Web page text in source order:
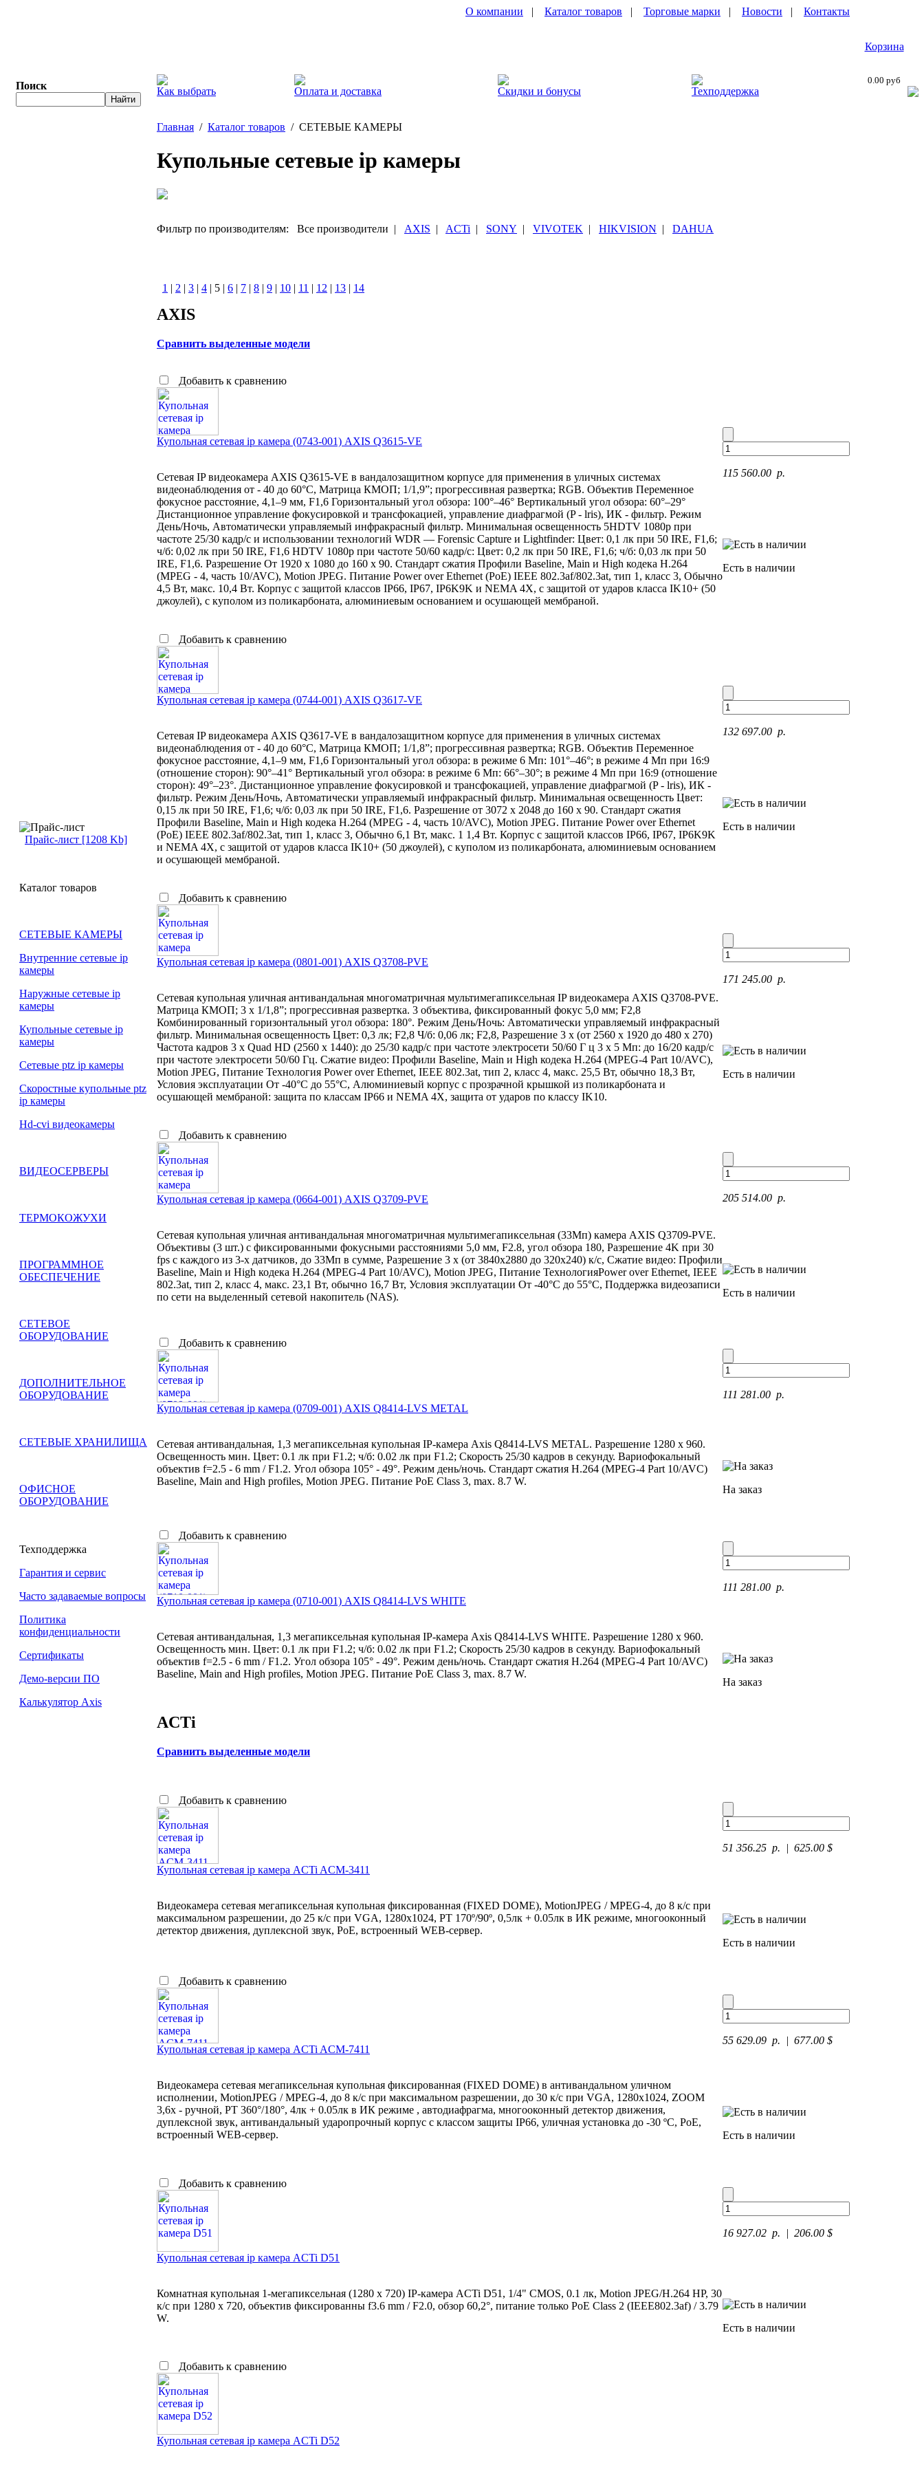
Поиск
О компании | Каталог товаров | Торговые марки | Новости | Контакты
Как выбрать Оплата и доставка Скидки и бонусы Техподдержка
Корзина
0.00 руб
Прайс-лист [1208 Kb]
Каталог товаров
СЕТЕВЫЕ КАМЕРЫ
Внутренние сетевые ip
камеры
Наружные сетевые ip
камеры
Купольные сетевые ip
камеры
Сетевые ptz ip камеры
Скоростные купольные ptz
ip камеры
Hd-cvi видеокамеры
ВИДЕОСЕРВЕРЫ
ТЕРМОКОЖУХИ
ПРОГРАММНОЕ
ОБЕСПЕЧЕНИЕ
СЕТЕВОЕ
ОБОРУДОВАНИЕ
ДОПОЛНИТЕЛЬНОЕ
ОБОРУДОВАНИЕ
СЕТЕВЫЕ ХРАНИЛИЩА
ОФИСНОЕ
ОБОРУДОВАНИЕ
Техподдержка
Гарантия и сервис
Часто задаваемые вопросы
Политика
конфиденциальности
Сертификаты
Демо-версии ПО
Калькулятор Axis
Главная / Каталог товаров / СЕТЕВЫЕ КАМЕРЫ
Купольные сетевые ip камеры
Фильтр по производителям: Все производители | AXIS | ACTi | SONY | VIVOTEK | HIKVISION | DAHUA
1 | 2 | 3 | 4 | 5 | 6 | 7 | 8 | 9 | 10 | 11 | 12 | 13 | 14
AXIS
Сравнить выделенные модели
Добавить к сравнению
Купольная сетевая ip камера (0743-001) AXIS Q3615-VE
Сетевая IP видеокамера AXIS Q3615-VE в вандалозащитном корпусе для применения в уличных системах
видеонаблюдения от - 40 до 60°C, Матрица КМОП; 1/1,9”; прогрессивная развертка; RGB. Объектив Переменное
фокусное расстояние, 4,1–9 мм, F1,6 Горизонтальный угол обзора: 100°–46° Вертикальный угол обзора: 60°–29°
Дистанционное управление фокусировкой и трансфокацией, управление диафрагмой (P - lris), ИК - фильтр. Режим
День/Ночь, Автоматически управляемый инфракрасный фильтр. Минимальная освещенность 5HDTV 1080p при
частоте 25/30 кадр/с и использовании технологий WDR — Forensic Capture и Lightfinder: Цвет: 0,1 лк при 50 IRE, F1,6;
ч/б: 0,02 лк при 50 IRE, F1,6 HDTV 1080p при частоте 50/60 кадр/с: Цвет: 0,2 лк при 50 IRE, F1,6; ч/б: 0,03 лк при 50
IRE, F1,6. Разрешение От 1920 x 1080 до 160 x 90. Стандарт сжатия Профили Baseline, Main и High кодека H.264
(MPEG - 4, часть 10/AVC), Motion JPEG. Питание Power over Ethernet (PoE) IEEE 802.3af/802.3at, тип 1, класс 3, Обычно
4,5 Вт, макс. 10,4 Вт. Корпус c защитой классов IP66, IP67, IP6K9K и NEMA 4X, с защитой от ударов класса IK10+ (50
джоулей), с куполом из поликарбоната, алюминиевым основанием и осушающей мембраной.
115 560.00 p.
Есть в наличии
Добавить к сравнению
Купольная сетевая ip камера (0744-001) AXIS Q3617-VE
Сетевая IP видеокамера AXIS Q3617-VE в вандалозащитном корпусе для применения в уличных системах
видеонаблюдения от - 40 до 60°C, Матрица КМОП; 1/1,8”; прогрессивная развертка; RGB. Объектив Переменное
фокусное расстояние, 4,1–9 мм, F1,6 Горизонтальный угол обзора: в режиме 6 Mп: 101°–46°; в режиме 4 Mп при 16:9
(отношение сторон): 90°–41° Вертикальный угол обзора: в режиме 6 Mп: 66°–30°; в режиме 4 Mп при 16:9 (отношение
сторон): 49°–23°. Дистанционное управление фокусировкой и трансфокацией, управление диафрагмой (P - lris), ИК -
фильтр. Режим День/Ночь, Автоматически управляемый инфракрасный фильтр. Минимальная освещенность Цвет:
0,15 лк при 50 IRE, F1,6; ч/б: 0,03 лк при 50 IRE, F1,6. Разрешение от 3072 x 2048 до 160 x 90. Стандарт сжатия
Профили Baseline, Main и High кодека H.264 (MPEG - 4, часть 10/AVC), Motion JPEG. Питание Power over Ethernet
(PoE) IEEE 802.3af/802.3at, тип 1, класс 3, Обычно 6,1 Вт, макс. 1 1,4 Вт. Корпус c защитой классов IP66, IP67, IP6K9K
и NEMA 4X, с защитой от ударов класса IK10+ (50 джоулей), с куполом из поликарбоната, алюминиевым основанием
и осушающей мембраной.
132 697.00 p.
Есть в наличии
Добавить к сравнению
Купольная сетевая ip камера (0801-001) AXIS Q3708-PVE
Сетевая купольная уличная антивандальная многоматричная мультимегапиксельная IP видеокамера AXIS Q3708-PVE.
Матрица КМОП; 3 х 1/1,8”; прогрессивная развертка. 3 объектива, фиксированный фокус 5,0 мм; F2,8
Комбинированный горизонтальный угол обзора: 180°. Режим День/Ночь: Автоматически управляемый инфракрасный
фильтр. Минимальная освещенность Цвет: 0,3 лк; F2,8 Ч/б: 0,06 лк; F2,8, Разрешение 3 х (от 2560 x 1920 до 480 x 270)
Частота кадров 3 x Quad HD (2560 x 1440): до 25/30 кадр/с при частоте электросети 50/60 Г ц 3 x 5 Мп: до 16/20 кадр/с
при частоте электросети 50/60 Гц. Сжатие видео: Профили Baseline, Main и High кодека H.264 (MPEG-4 Part 10/AVC),
Motion JPEG, Питание Технология Power over Ethernet, IEEE 802.3at, тип 2, класс 4, макс. 25,5 Вт, обычно 18,3 Вт,
Условия эксплуатации От -40°C до 55°C, Алюминиевый корпус с прозрачной крышкой из поликарбоната и
осушающей мембраной: защита по классам IP66 и NEMA 4X, защита от ударов по классу IK10.
171 245.00 p.
Есть в наличии
Добавить к сравнению
Купольная сетевая ip камера (0664-001) AXIS Q3709-PVE
Сетевая купольная уличная антивандальная многоматричная мультимегапиксельная (33Мп) камера AXIS Q3709-PVE.
Объективы (3 шт.) с фиксированными фокусными расстояниями 5,0 мм, F2.8, угол обзора 180, Разрешение 4K при 30
fps с каждого из 3-х датчиков, до 33Мп в сумме, Разрешение 3 x (от 3840x2880 до 320x240) к/с, Сжатие видео: Профили
Baseline, Main и High кодека H.264 (MPEG-4 Part 10/AVC), Motion JPEG, Питание ТехнологияPower over Ethernet, IEEE
802.3at, тип 2, класс 4, макс. 23,1 Вт, обычно 16,7 Вт, Условия эксплуатации От -40°C до 55°C, Поддержка видеозаписи
по сети на выделенный сетевой накопитель (NAS).
205 514.00 p.
Есть в наличии
Добавить к сравнению
Купольная сетевая ip камера (0709-001) AXIS Q8414-LVS METAL
Сетевая антивандальная, 1,3 мегапиксельная купольная IP-камера Axis Q8414-LVS METAL. Разрешение 1280 x 960.
Освещенность мин. Цвет: 0.1 лк при F1.2; ч/б: 0.02 лк при F1.2; Скорость 25/30 кадров в секунду. Вариофокальный
объектив f=2.5 - 6 mm / F1.2. Угол обзора 105° - 49°. Режим день/ночь. Стандарт сжатия H.264 (MPEG-4 Part 10/AVC)
Baseline, Main and High profiles, Motion JPEG. Питание PoE Class 3, max. 8.7 W.
111 281.00 p.
На заказ
Добавить к сравнению
Купольная сетевая ip камера (0710-001) AXIS Q8414-LVS WHITE
Сетевая антивандальная, 1,3 мегапиксельная купольная IP-камера Axis Q8414-LVS WHITE. Разрешение 1280 x 960.
Освещенность мин. Цвет: 0.1 лк при F1.2; ч/б: 0.02 лк при F1.2; Скорость 25/30 кадров в секунду. Вариофокальный
объектив f=2.5 - 6 mm / F1.2. Угол обзора 105° - 49°. Режим день/ночь. Стандарт сжатия H.264 (MPEG-4 Part 10/AVC)
Baseline, Main and High profiles, Motion JPEG. Питание PoE Class 3, max. 8.7 W.
111 281.00 p.
На заказ
ACTi
Сравнить выделенные модели
Добавить к сравнению
Купольная сетевая ip камера ACTi ACM-3411
Видеокамера сетевая мегапиксельная купольная фиксированная (FIXED DOME), MotionJPEG / MPEG-4, до 8 к/с при
максимальном разрешении, до 25 к/с при VGA, 1280х1024, PT 170º/90º, 0,5лк + 0.05лк в ИК режиме, многооконный
детектор движения, дуплексной звук, PoE, встроенный WEB-сервер.
51 356.25 p. | 625.00 $
Есть в наличии
Добавить к сравнению
Купольная сетевая ip камера ACTi ACM-7411
Видеокамера сетевая мегапиксельная купольная фиксированная (FIXED DOME) в антивандальном уличном
исполнении, MotionJPEG / MPEG-4, до 8 к/с при максимальном разрешении, до 30 к/с при VGA, 1280х1024, ZOOM
3,6x - ручной, PT 360°/180°, 4лк + 0.05лк в ИК режиме , автодиафрагма, многооконный детектор движения,
дуплексной звук, антивандальный ударопрочный корпус с классом защиты IP66, уличная установка до -30 ºC, PoE,
встроенный WEB-сервер.
55 629.09 p. | 677.00 $
Есть в наличии
Добавить к сравнению
Купольная сетевая ip камера ACTi D51
Комнатная купольная 1-мегапиксельная (1280 x 720) IP-камера ACTi D51, 1/4" CMOS, 0.1 лк, Motion JPEG/H.264 HP, 30
к/с при 1280 x 720, объектив фиксированны f3.6 mm / F2.0, обзор 60,2°, питание только PoE Class 2 (IEEE802.3af) / 3.79
W.
16 927.02 p. | 206.00 $
Есть в наличии
Добавить к сравнению
Купольная сетевая ip камера ACTi D52